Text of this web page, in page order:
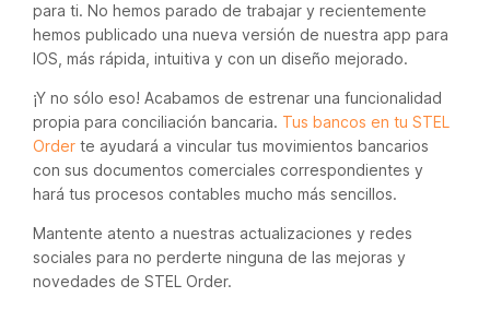
para ti. No hemos parado de trabajar y recientemente
hemos publicado una nueva versión de nuestra app para
IOS, más rápida, intuitiva y con un diseño mejorado.
¡Y no sólo eso! Acabamos de estrenar una funcionalidad
propia para conciliación bancaria. Tus bancos en tu STEL
Order te ayudará a vincular tus movimientos bancarios
con sus documentos comerciales correspondientes y
hará tus procesos contables mucho más sencillos.
Mantente atento a nuestras actualizaciones y redes
sociales para no perderte ninguna de las mejoras y
novedades de STEL Order.